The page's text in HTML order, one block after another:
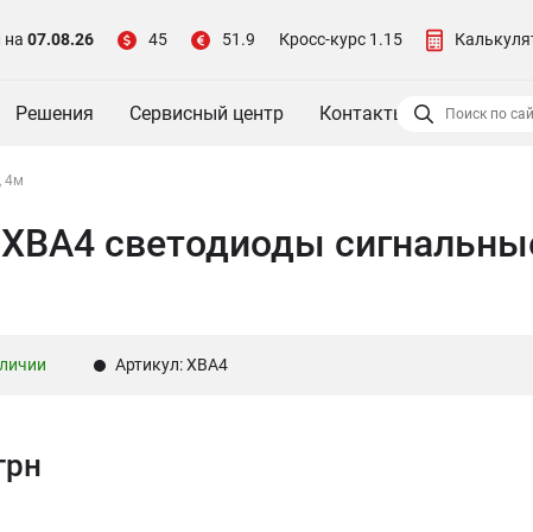
на 07.08.26 45 51.9 Кросс-курс 1.15
Решения Сервисный центр Контакты
4м
cветодиоды
Артикул: XBA4